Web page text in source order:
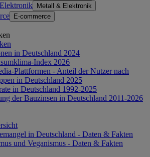
Metall & Elektronik
E-commerce
in Deutschland 2024
Index 2026
Plattformen - Anteil der Nutzer nach
in Deutschland 2025
in Deutschland 1992-2025
der Bauzinsen in Deutschland 2011-2026
in Deutschland - Daten & Fakten
und Veganismus - Daten & Fakten